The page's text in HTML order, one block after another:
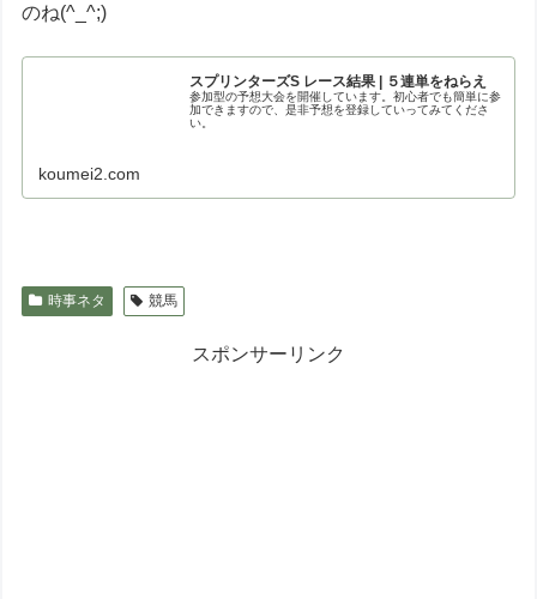
のね(^_^;)
スプリンターズS レース結果 | ５連単をねらえ
参加型の予想大会を開催しています。初心者でも簡単に参
加できますので、是非予想を登録していってみてくださ
い。
koumei2.com
時事ネタ 競馬
スポンサーリンク